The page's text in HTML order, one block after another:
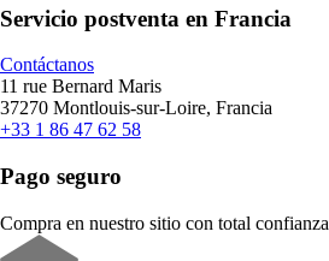
Servicio postventa en Francia
Contáctanos
11 rue Bernard Maris
37270 Montlouis-sur-Loire, Francia
+33 1 86 47 62 58
Pago seguro
Compra en nuestro sitio con total confianza